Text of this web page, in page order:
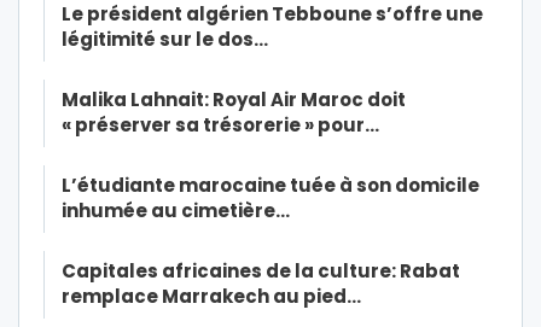
Le président algérien Tebboune s’offre une
légitimité sur le dos…
Malika Lahnait: Royal Air Maroc doit
« préserver sa trésorerie » pour…
L’étudiante marocaine tuée à son domicile
inhumée au cimetière…
Capitales africaines de la culture: Rabat
remplace Marrakech au pied…